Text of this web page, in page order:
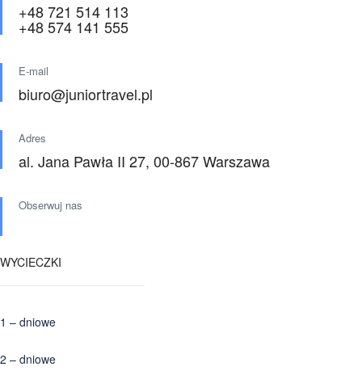
+48 721 514 113
+48 574 141 555
E-mail
biuro@juniortravel.pl
Adres
al. Jana Pawła II 27, 00-867 Warszawa
Obserwuj nas
WYCIECZKI
1 – dniowe
2 – dniowe